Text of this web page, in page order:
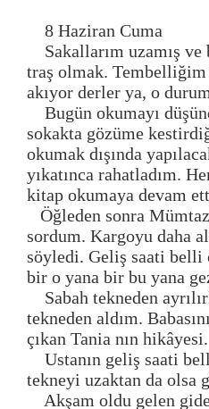
8 Haziran Cuma
Sakallarım uzamış
traş olmak.
akıyor derler ya, o
Bugün okumayı
sokakta gözüme
okumak dışında
yıkatınca rahatladım.
kitap okumaya devam
Öğleden sonra
sordum. Kargoyu daha
söyledi. Geliş saati belli
bir o yana bir bu yana
Sabah tekneden
tekneden aldım.
çıkan Tania nın hikâyesi.
Ustanın geliş saati
tekneyi uzaktan da olsa
Akşam oldu gelen